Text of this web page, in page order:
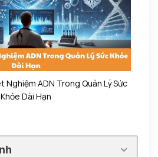
Nghiệm ADN Trong Quản Lý Sức
Khỏe Dài Hạn